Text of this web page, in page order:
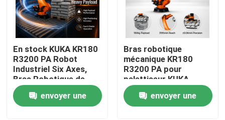
À la maison
Produits
En stock KUKA KR180
R3200 PA Robot
Industriel Six Axes,
Bras Robotique de
Palettisation et
Manutention avec une
Portée de 3195mm
envoyer une
Bras robotique
mécanique KR180
R3200 PA pour
palettiseur KUKA
Robot, portée
maximale de 3195 mm
envoyer une